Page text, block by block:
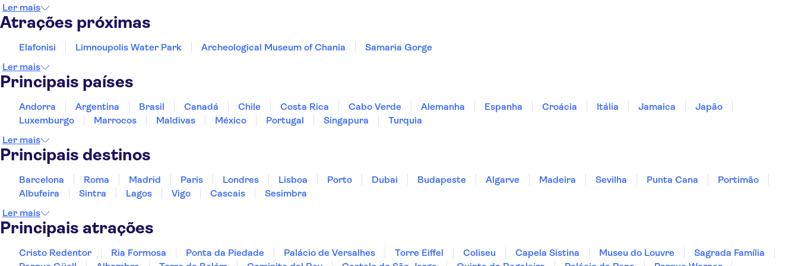
Atlantica Caldera Beach
Agia Marina
Platanias Ariston
Hotel Manias
Hotel Agapi
Dimitris Apartments
Erietta Apartments
Proimos Apartments
Chania Morum City Hotel
Casa Veneta
Hotel Mimoza
Ler mais
Atrações próximas
Elafonisi Limnoupolis Water Park Archeological Museum of Chania
Samaria Gorge
Ler mais
Principais países
Andorra Argentina Brasil Canadá Chile Costa Rica Cabo Verde Alemanha Espanha Croácia Itália Jamaica
Japão
Luxemburgo
Marrocos Maldivas México Portugal Singapura
Turquia
Ler mais
Principais destinos
Barcelona Roma Madrid Paris Londres Lisboa Porto Dubai Budapeste Algarve Madeira Sevilha Punta Cana
Portimão
Albufeira
Sintra Lagos Vigo Cascais
Sesimbra
Ler mais
Principais atrações
Cristo Redentor Ria Formosa Ponta da Piedade Palácio de Versalhes Torre Eiffel Coliseu Capela Sistina Museu do Louvre
Sagrada Família